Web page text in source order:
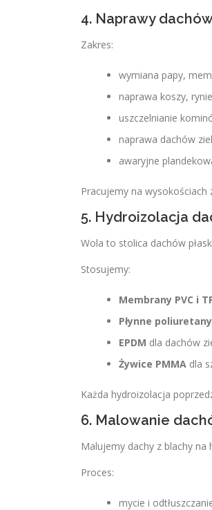
4. Naprawy
Zakres:
wymiana papy,
naprawa koszy,
uszczelnianie
naprawa dachów
awaryjne
Pracujemy na
5. Hydroizolacja
Wola to stolica dachów
Stosujemy:
Membrany PVC i
Płynne poliuretany
EPDM dla dachów
Żywice PMMA dla
Każda hydroizolacja
6. Malowanie
Malujemy dachy z blachy
Proces:
mycie i